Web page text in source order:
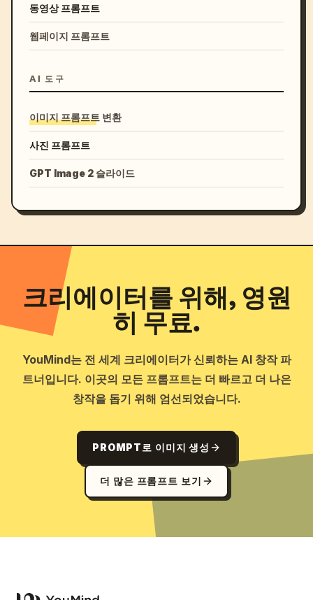
동영상 프롬프트
웹페이지 프롬프트
AI 도구
이미지 프롬프트 변환
사진 프롬프트
GPT Image 2 슬라이드
크리에이터를 위해, 영원
히 무료.
YouMind는 전 세계 크리에이터가 신뢰하는 AI 창작 파
트너입니다. 이곳의 모든 프롬프트는 더 빠르고 더 나은
창작을 돕기 위해 엄선되었습니다.
PROMPT로 이미지 생성
더 많은 프롬프트 보기